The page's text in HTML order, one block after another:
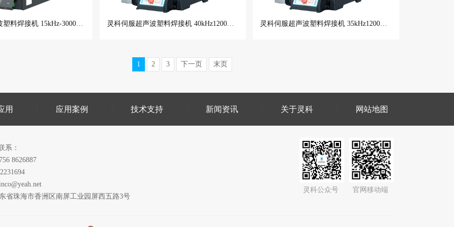
灵科伺服超声波塑料焊接机 40kHz1200W L745 Servo V4 Pro
1 2 3 下一页 末页
用 应用案例 技术支持 新闻资讯 关于灵科 网站地图
系：
8626887
省珠海市香洲区南屏工业园屏西五路3号
灵科公众号 官网移动端